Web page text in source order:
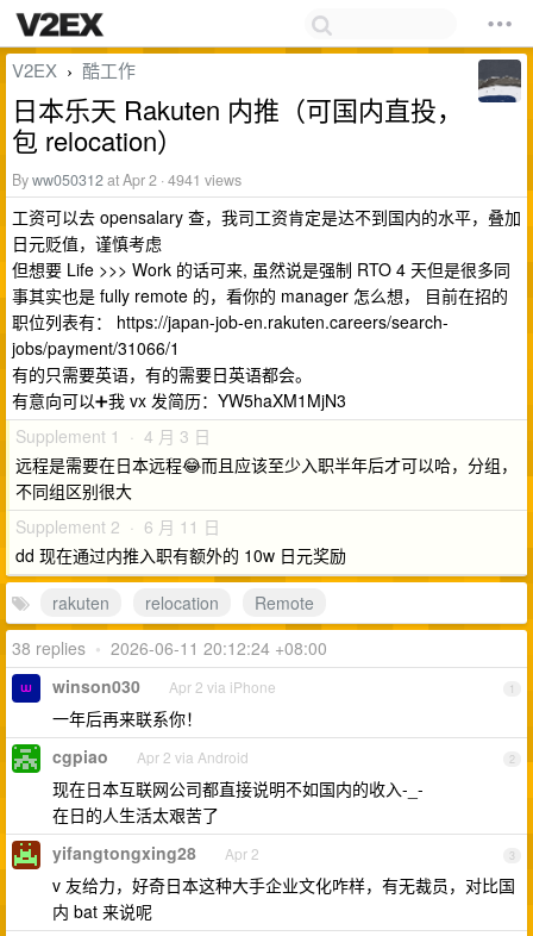
V2EX › 酷工作
日本乐天 Rakuten 内推（可国内直投，
包 relocation）
Byww050312at Apr 2 · 4941 views
工资可以去 opensalary 查，我司工资肯定是达不到国内的水平，叠加
日元贬值，谨慎考虑
但想要 Life >>> Work 的话可来, 虽然说是强制 RTO 4 天但是很多同
事其实也是 fully remote 的，看你的 manager 怎么想， 目前在招的
职位列表有： https://japan-job-en.rakuten.careers/search-
jobs/payment/31066/1
有的只需要英语，有的需要日英语都会。
有意向可以➕我 vx 发简历：YW5haXM1MjN3
Supplement 1 · 4 月 3 日
远程是需要在日本远程😂而且应该至少入职半年后才可以哈，分组，
不同组区别很大
Supplement 2 · 6 月 11 日
dd 现在通过内推入职有额外的 10w 日元奖励
rakuten
relocation
Remote
38 replies • 2026-06-11 20:12:24 +08:00
1
winson030 Apr 2 via iPhone
一年后再来联系你！
2
cgpiao Apr 2 via Android
现在日本互联网公司都直接说明不如国内的收入-_-
在日的人生活太艰苦了
3
yifangtongxing28 Apr 2
v 友给力，好奇日本这种大手企业文化咋样，有无裁员，对比国
内 bat 来说呢